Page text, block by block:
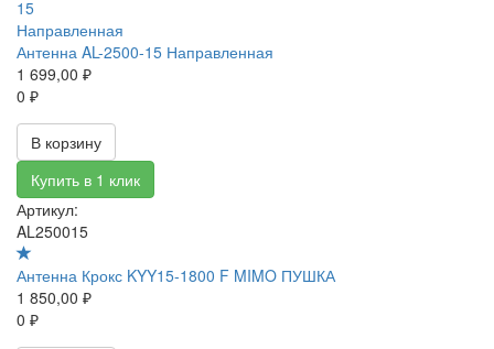
Антенна AL-2500-15 Направленная
1 699,00 ₽
0 ₽
В корзину
Купить в 1 клик
Артикул:
AL250015
Антенна Крокс KYY15-1800 F MIMO ПУШКА
1 850,00 ₽
0 ₽